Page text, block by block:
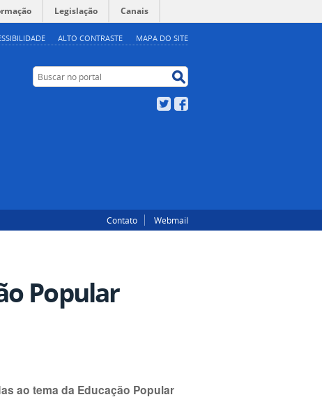
ALTO CONTRASTE MAPA DO SITE
Legislação Canais
Buscar no portal
Twitter
Contato Webmail
Popular
ao tema da Educação Popular